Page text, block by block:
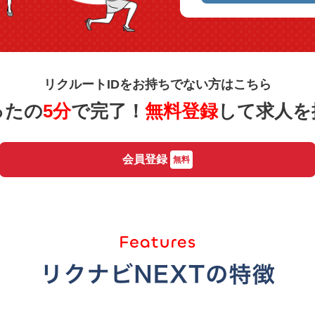
リクルートIDをお持ちでない方はこちら
の5分で完了！ 無料登録して求人
会員登録 無料